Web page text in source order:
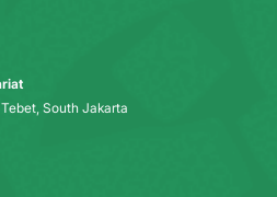
South Jakarta